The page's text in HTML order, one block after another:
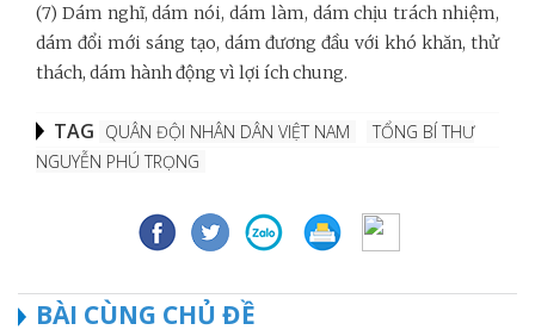
(7) Dám nghĩ, dám nói, dám làm, dám chịu trách nhiệm,
dám đổi mới sáng tạo, dám đương đầu với khó khăn, thử
thách, dám hành động vì lợi ích chung.
TAG QUÂN ĐỘI NHÂN DÂN VIỆT NAM
TỔNG BÍ THƯ
NGUYỄN PHÚ TRỌNG
BÀI CÙNG CHỦ ĐỀ